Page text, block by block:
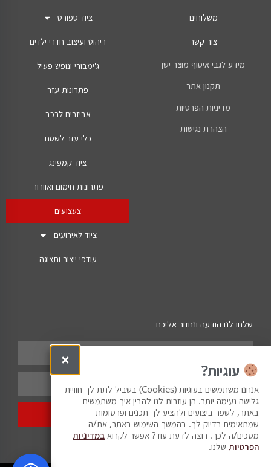
משלוחים
צור קשר
מידע לגבי איסוף מוצר ישן
תקנון אתר
מדיניות הפרטיות
הצהרת נגישות
ציוד ספורט
ריהוט ועיצוב חדרי ילדים
ג'ימבורי ונופש פעיל
פתרונות עזר
אביזרים לרכב
כלי עזר לשטח
ציוד קמפינג
פתרונות חימום ואוורור
צעצועים
ציוד לאירועים
עודפי ייצור ותצוגה
שלחו לנו הודעה ונחזור אליכם
שלח
עוגיות?
אנחנו משתמשים בעוגיות (Cookies) בשביל לתת לך חוויית
גלישה נעימה יותר. הן עוזרות לנו להבין איך משתמשים
באתר, לשפר ביצועים ולהציע לך תכנים ופרסומות
שמתאימים בדיוק לך. בהמשך השימוש באתר, את/ה
מסכים/ה לכך. רוצה לדעת עוד? אפשר לקרוא במדיניות
הפרטיות שלנו.